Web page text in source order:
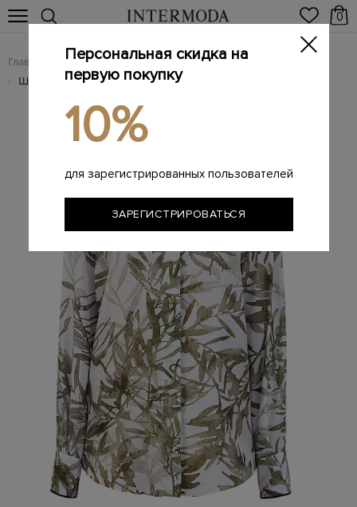
0
Главная Женщинам / Женская одежда / Женские блузы
/ Шелковая блуза с принтом Herbarium и манжетами Мониль
Персональная скидка на
первую покупку
10%
для зарегистрированных пользователей
ЗАРЕГИСТРИРОВАТЬСЯ